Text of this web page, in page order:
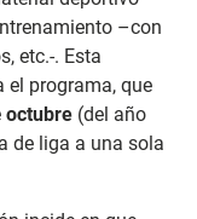
–con
etc.-. Esta
el programa, que
octubre (del año
de liga a una sola